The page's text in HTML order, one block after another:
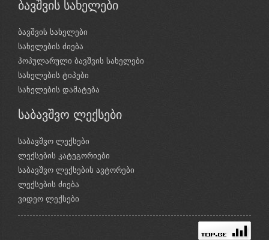
ბავშვის სახელები
ბავშვის სახელები
სახელების ძიება
პოპულარული ბავშვის სახელები
სახელების ტიპები
სახელების დამატება
საბავშვო ლექსები
საბავშვო ლექსები
ლექსების კატეგორიები
საბავშვო ლექსების ავტორები
ლექსების ძიება
ვიდეო ლექსები